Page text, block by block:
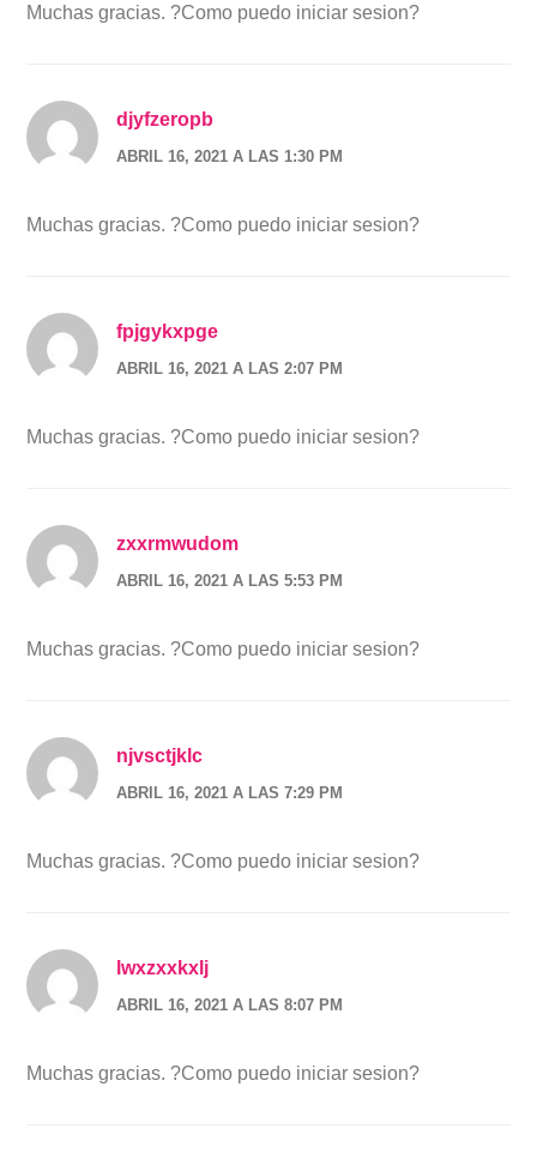
Muchas gracias. ?Como puedo iniciar sesion?
djyfzeropb
ABRIL 16, 2021 A LAS 1:30 PM
Muchas gracias. ?Como puedo iniciar sesion?
fpjgykxpge
ABRIL 16, 2021 A LAS 2:07 PM
Muchas gracias. ?Como puedo iniciar sesion?
zxxrmwudom
ABRIL 16, 2021 A LAS 5:53 PM
Muchas gracias. ?Como puedo iniciar sesion?
njvsctjklc
ABRIL 16, 2021 A LAS 7:29 PM
Muchas gracias. ?Como puedo iniciar sesion?
lwxzxxkxlj
ABRIL 16, 2021 A LAS 8:07 PM
Muchas gracias. ?Como puedo iniciar sesion?